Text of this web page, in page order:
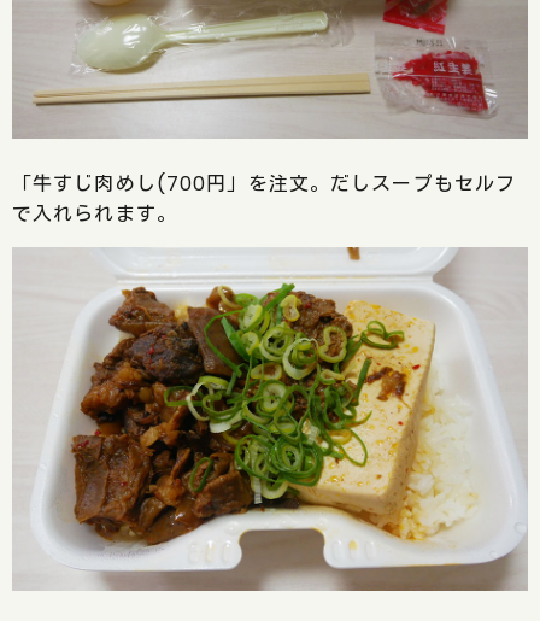
「牛すじ肉めし(700円」を注文。だしスープもセルフ
で入れられます。